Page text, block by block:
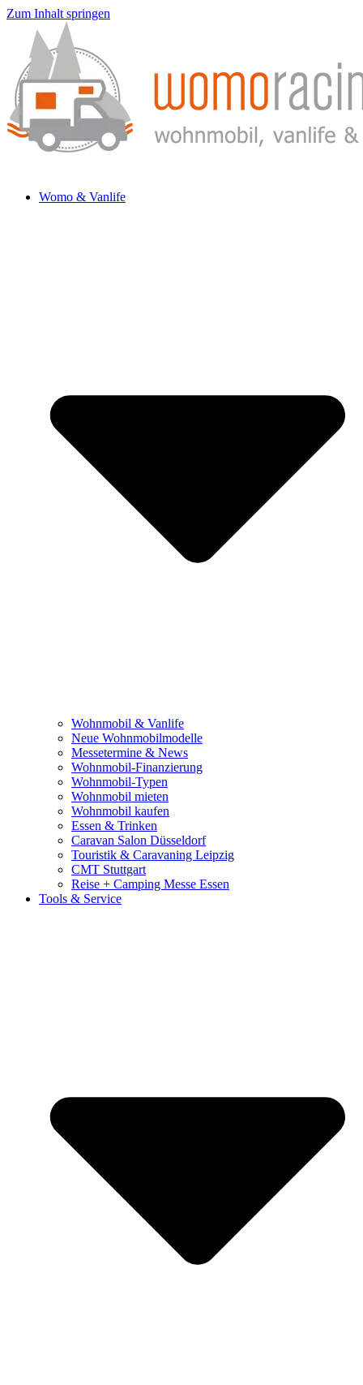
Zum Inhalt springen
Womo & Vanlife
Wohnmobil & Vanlife
Neue Wohnmobilmodelle
Messetermine & News
Wohnmobil-Finanzierung
Wohnmobil-Typen
Wohnmobil mieten
Wohnmobil kaufen
Essen & Trinken
Caravan Salon Düsseldorf
Touristik & Caravaning Leipzig
CMT Stuttgart
Reise + Camping Messe Essen
Tools & Service